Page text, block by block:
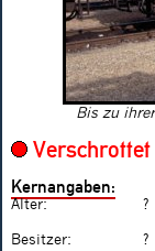
Bis zu
Verschrottet
Kernangaben:
Alter: ?
Besitzer: ?